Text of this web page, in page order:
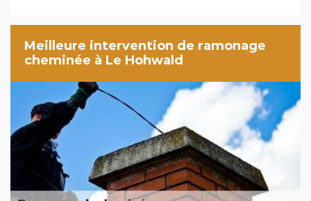
Meilleure intervention de ramonage
cheminée à Le Hohwald